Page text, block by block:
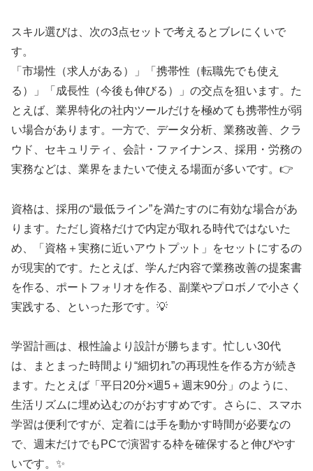
スキル選びは、次の3点セットで考えるとブレにくいで
す。
「市場性（求人がある）」「携帯性（転職先でも使え
る）」「成長性（今後も伸びる）」の交点を狙います。た
とえば、業界特化の社内ツールだけを極めても携帯性が弱
い場合があります。一方で、データ分析、業務改善、クラ
ウド、セキュリティ、会計・ファイナンス、採用・労務の
実務などは、業界をまたいで使える場面が多いです。👉
資格は、採用の“最低ライン”を満たすのに有効な場合があ
ります。ただし資格だけで内定が取れる時代ではないた
め、「資格＋実務に近いアウトプット」をセットにするの
が現実的です。たとえば、学んだ内容で業務改善の提案書
を作る、ポートフォリオを作る、副業やプロボノで小さく
実践する、といった形です。💡
学習計画は、根性論より設計が勝ちます。忙しい30代
は、まとまった時間より“細切れ”の再現性を作る方が続き
ます。たとえば「平日20分×週5＋週末90分」のように、
生活リズムに埋め込むのがおすすめです。さらに、スマホ
学習は便利ですが、定着には手を動かす時間が必要なの
で、週末だけでもPCで演習する枠を確保すると伸びやす
いです。✨